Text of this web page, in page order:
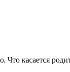
касается